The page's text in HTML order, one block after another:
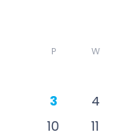
P W
3
4
10
11